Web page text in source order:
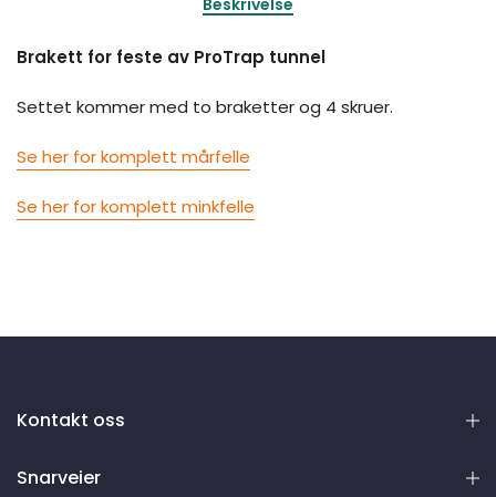
Brakett for feste av ProTrap tunnel
Settet kommer med to braketter og 4 skruer.
Se her for komplett mårfelle
Se her for komplett minkfelle
Kontakt oss
Snarveier